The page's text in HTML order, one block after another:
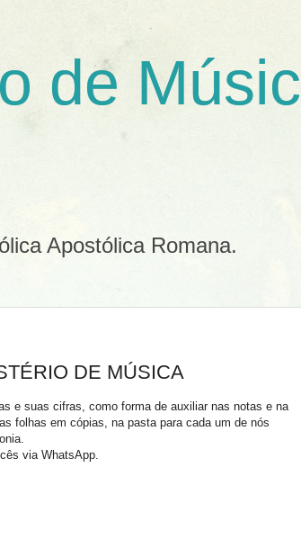
de
Apostólica Romana.
DE MÚSICA
e suas cifras, como forma de auxiliar nas notas e na
folhas em cópias, na pasta para cada um de nós
via WhatsApp.